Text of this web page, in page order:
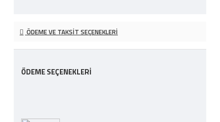
ÖDEME VE TAKSIT SEÇENEKLERI
ÖDEME SEÇENEKLERI